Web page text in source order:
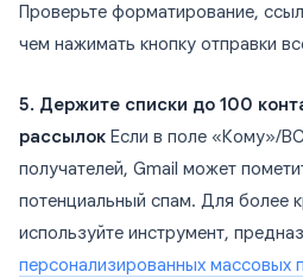
Проверьте форматирование,
чем нажимать кнопку отправки
5. Держите списки до 100
рассылок Если в поле «Кому»/
получателей, Gmail может
потенциальный спам. Для более
используйте инструмент,
персонализированных массовых